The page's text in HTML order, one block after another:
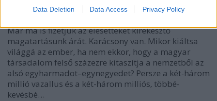
Data Deletion Data Access Privacy Policy
Kabai Domokos Lajos 2018. december 24.
Már ma is fizetjük az elesetteket kirekesztő
magatartásunk árát. Karácsony van. Mikor kiáltsa
világgá az ember, ha nem ekkor, hogy a magyar
társadalom felső százezre kitaszítja a nemzetből az
alsó egyharmadot–egynegyedet? Persze a két-három
millió vazallus és a két-három milliós, többé-
kevésbé…